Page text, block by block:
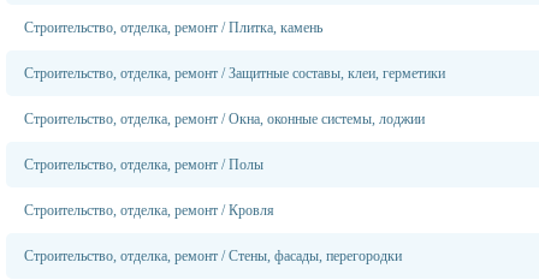
Строительство, отделка, ремонт /Плитка, камень
Строительство, отделка, ремонт /Защитные составы, клеи, герметики
Строительство, отделка, ремонт /Окна, оконные системы, лоджии
Строительство, отделка, ремонт /Полы
Строительство, отделка, ремонт /Кровля
Строительство, отделка, ремонт /Стены, фасады, перегородки